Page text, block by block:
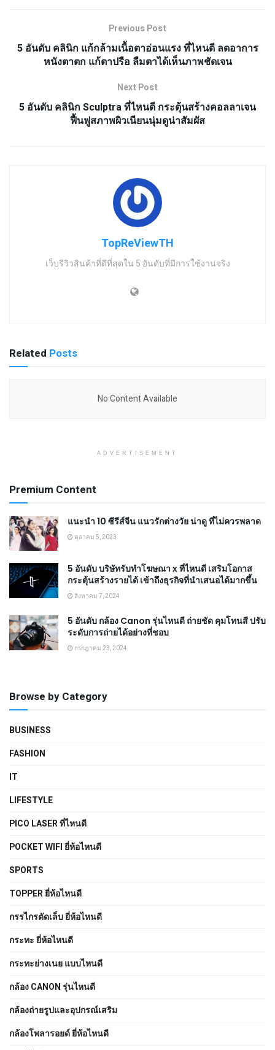
Previous Post
5 อันดับ คลินิก แก้กล้ามเนื้อตาอ่อนแรง ที่ไหนดี ลดอาการ
หนังตาตก แก้ตาปรือ ลืมตาได้เห็นภาพชัดเจน
Next Post
5 อันดับ คลินิก Sculptra ที่ไหนดี กระตุ้นสร้างคอลลาเจน
ฟื้นฟูสภาพผิวเนียนนุ่มดูน่าสัมผัส
TopReViewTH
เว็บรีวิวสินค้าที่ดีที่สุดใน 5 อันดับที่มีการใช้งานจริง
Related Posts
No Content Available
ADVERTISEMENT
Premium Content
แนะนำ 10 ซีรีส์จีน แนวรักต่างวัย น่าดู ที่ไม่ควรพลาด
ตุลาคม 5, 2023
5 อันดับ บริษัทรับทำโฆษณา x ที่ไหนดี เสริมโอกาส
กระตุ้นสร้างรายได้ เข้าถึงธุรกิจที่นำเสนอได้มากขึ้น
สิงหาคม 7, 2024
5 อันดับ กล้อง Canon รุ่นไหนดี ถ่ายชัด คุมโทนสี ปรับ
ระดับการถ่ายได้อย่างที่ชอบ
กรกฎาคม 23, 2024
Browse by Category
BUSINESS
FASHION
IT
LIFESTYLE
PICO LASER ที่ไหนดี
POCKET WIFI ยี่ห้อไหนดี
SPORTS
TOPPER ยี่ห้อไหนดี
กรรไกรตัดเล็บ ยี่ห้อไหนดี
กระทะ ยี่ห้อไหนดี
กระทะย่างเนย แบบไหนดี
กล้อง CANON รุ่นไหนดี
กล้องถ่ายรูปและอุปกรณ์เสริม
กล้องโพลารอยด์ ยี่ห้อไหนดี